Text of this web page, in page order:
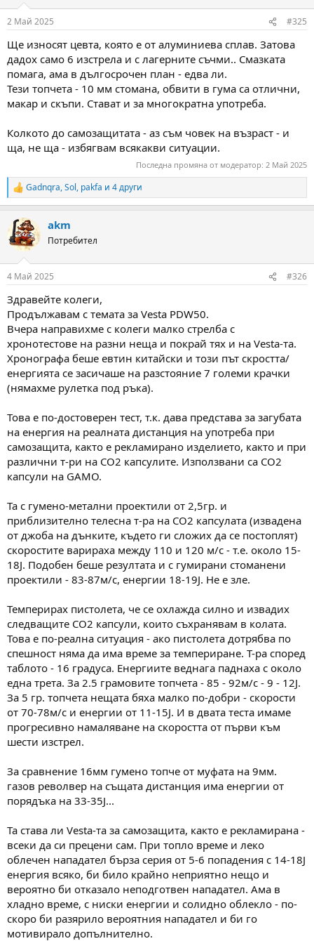
s
2 Май 2025 #325
Ще износят цевта, която е от алуминиева сплав. Затова
дадох само 6 изстрела и с лагерните съчми.. Смазката
помага, ама в дългосрочен план - едва ли.
Тези топчета - 10 мм стомана, обвити в гума са отлични,
макар и скъпи. Стават и за многократна употреба.
Колкото до самозащитата - аз съм човек на възраст - и
ща, не ща - избягвам всякакви ситуации.
Последна промяна от модератор: 2 Май 2025
R
e
c
t
i
s
Gadnqra,Sol, pakfa и 4 други
akm
Потребител
4 Май 2025 #326
Здравейте колеги,
Продължавам с темата за Vesta PDW50.
Вчера направихме с колеги малко стрелба с
хронотестове на разни неща и покрай тях и на Vesta-та.
Хронографа беше евтин китайски и този път скростта/
енергията се засичаше на разстояние 7 големи крачки
(нямахме рулетка под ръка).
Това е по-достоверен тест, т.к. дава представа за загубата
на енергия на реалната дистанция на употреба при
самозащита, както е рекламирано изделието, както и при
различни т-ри на СО2 капсулите. Използвани са СО2
капсули на GAMO.
Та с гумено-метални проектили от 2,5гр. и
приблизително телесна т-ра на СО2 капсулата (извадена
от джоба на дънките, където ги сложих да се постоплят)
скоростите варираха между 110 и 120 м/с - т.е. около 15-
18J. Подобен беше резултата и с гумирани стоманени
проектили - 83-87м/с, енергии 18-19J. Не е зле.
Темперирах пистолета, че се охлажда силно и извадих
следващите СО2 капсули, които съхранявам в колата.
Това е по-реална ситуация - ако пистолета дотрябва по
спешност няма да има време за темпериране. Т-ра според
таблото - 16 градуса. Енергиите веднага паднаха с около
една трета. За 2.5 грамовите топчета - 85 - 92м/с - 9 - 12J.
За 5 гр. топчета нещата бяха малко по-добри - скорости
от 70-78м/с и енергии от 11-15J. И в двата теста имаме
прогресивно намаляване на скоростта от първи към
шести изстрел.
За сравнение 16мм гумено топче от муфата на 9мм.
газов револвер на същата дистанция има енергии от
порядъка на 33-35J...
Та става ли Vesta-та за самозащита, както е рекламирана -
всеки да си прецени сам. При топло време и леко
облечен нападател бърза серия от 5-6 попадения с 14-18J
енергия всяко, би било крайно неприятно нещо и
вероятно би отказало неподготвен нападател. Ама в
хладно време, с ниски енергии и солидно облекло - по-
скоро би разярило вероятния нападател и би го
мотивирало допълнително.